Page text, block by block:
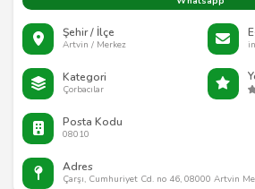
Şehir / İlçe
Artvin / Merkez
Kategori
Çorbacılar
Posta Kodu
08010
Adres
Çarşı, Cumhuriyet Cd. no 46, 08000 Artvin